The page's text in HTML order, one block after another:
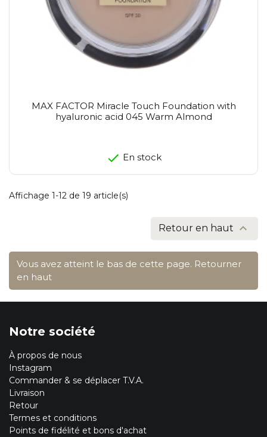
MAX FACTOR Miracle Touch Foundation with
hyaluronic acid 045 Warm Almond
En stock
Affichage 1-12 de 19 article(s)
Retour en haut 
Vous avez atteint le bas de cette page. Retourner
en haut
Notre société
À propos de nous
Instagram
Commander & se déplacer T.V.A.
Livraison
Retour
Termes et conditions
Points de fidélité et bons d'achat